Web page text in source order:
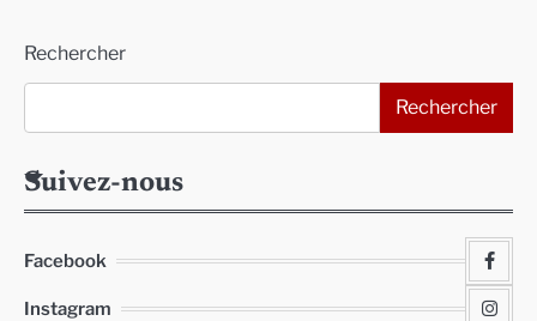
Rechercher
Rechercher
Suivez-nous
Facebook
Instagram